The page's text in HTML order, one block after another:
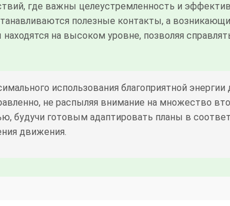
где важны целеустремленность и
полезные контакты, а
на высоком уровне, позволяя
использования благоприятной
не распыляя внимание на множество
будучи готовым адаптировать планы в
движения.